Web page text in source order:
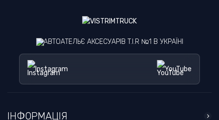
АВТОАТЕЛЬЄ АКСЕСУАРІВ T.I.R №1 В УКРАЇНІ
Instagram YouTube
ІНФОРМАЦІЯ